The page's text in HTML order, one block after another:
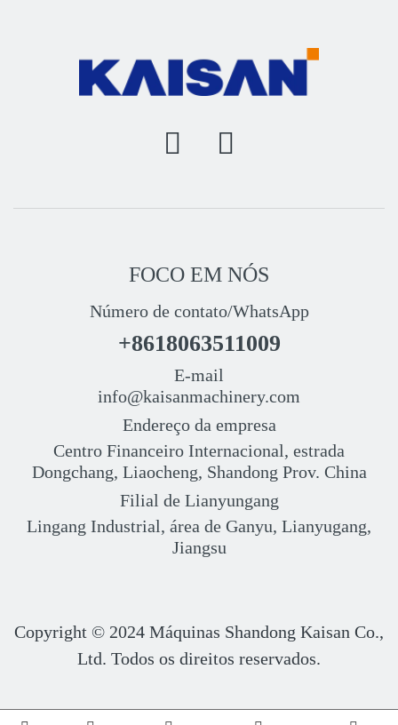
FOCO EM NÓS
Número de contato/WhatsApp
+8618063511009
E-mail
info@kaisanmachinery.com
Endereço da empresa
Centro Financeiro Internacional, estrada
Dongchang, Liaocheng, Shandong Prov. China
Filial de Lianyungang
Lingang Industrial, área de Ganyu, Lianyugang,
Jiangsu
Copyright © 2024 Máquinas Shandong Kaisan Co.,
Ltd. Todos os direitos reservados.